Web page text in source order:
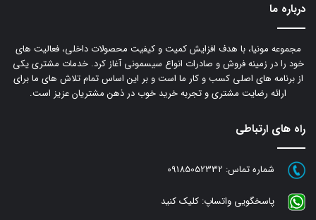
درباره ما
مجموعه مونیا، با هدف افزایش کمیت و کیفیت محصولات داخلی، فعالیت های
خود را در زمینه فروش و صادرات انواع سیسمونی آغاز کرد. خدمات مشتری یکی
از برنامه های اصلی کسب و کار ما است و بر این اساس تمام تلاش های ما برای
ارائه رضایت مشتری و تجربه خرید خوب در ذهن مشتریان عزیز است.
راه های ارتباطی
شماره تماس: 09185052332
پاسخگویی واتساپ: کلیک کنید